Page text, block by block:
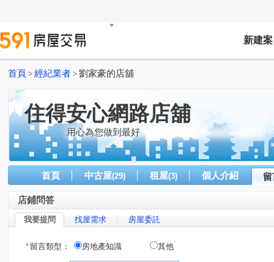
新建案
首頁 > 經紀業者 > 劉家豪的店舖
住得安心網路店舖
用心為您做到最好
首頁 中古屋(29) 租屋(3) 個人介紹
店鋪問答
我要提問 找屋需求 房屋委託
* 留言類型： 房地產知識 其他